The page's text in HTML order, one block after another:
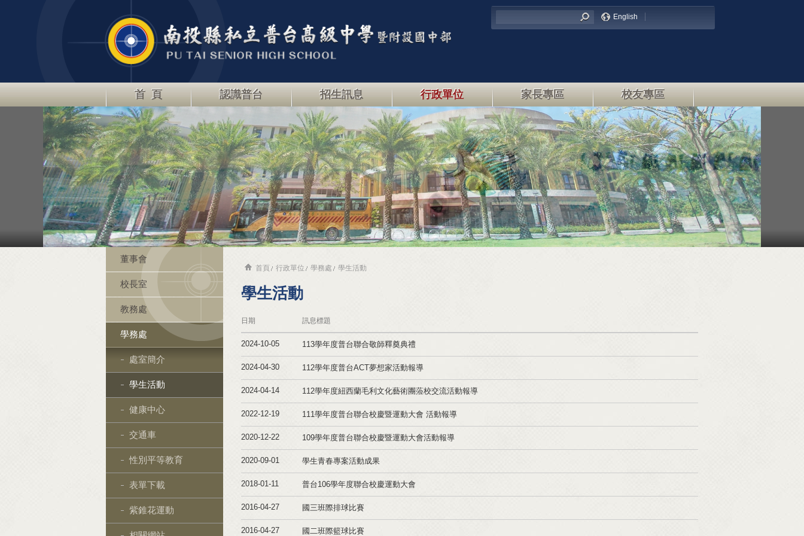
English
首 頁 認識普台 招生訊息 行政單位 家長專區 校友專區
董事會
校長室
教務處
學務處
處室簡介
學生活動
健康中心
交通車
性別平等教育
表單下載
紫錐花運動
首頁 行政單位 學務處 學生活動
學生活動
日期 訊息標題
2024-10-05 113學年度普台聯合敬師釋奠典禮
2024-04-30 112學年度普台ACT夢想家活動報導
2024-04-14 112學年度紐西蘭毛利文化藝術團蒞校交流活動報導
2022-12-19 111學年度普台聯合校慶暨運動大會 活動報導
2020-12-22 109學年度普台聯合校慶暨運動大會活動報導
2020-09-01 學生青春專案活動成果
2018-01-11 普台106學年度聯合校慶運動大會
2016-04-27 國三班際排球比賽
2016-04-27 國二班際籃球比賽